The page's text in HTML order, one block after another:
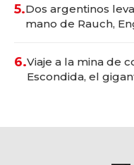
5.Dos argentinos
mano de Rauch,
6.Viaje a la mina de
Escondida, el